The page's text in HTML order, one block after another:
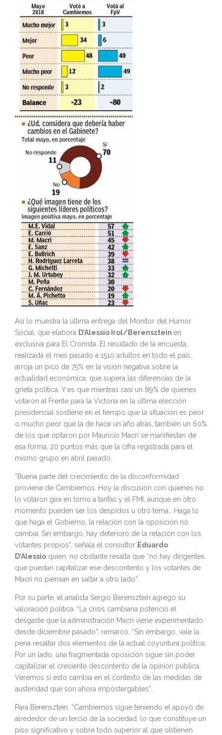
Así lo muestra la última entrega del Monitor del Humor
Social, que elabora D’Alessio Irol/Berensztein en
exclusiva para El Cronista. El resultado de la encuesta,
realizada el mes pasado a 1510 adultos en todo el país,
arroja un pico de 75% en la visión negativa sobre la
actualidad económica, que supera las diferencias de la
grieta política. Y es que mientras casi un 89% de quienes
votaron al Frente para la Victoria en la última elección
presidencial sostiene en el tiempo que la situación es peor
o mucho peor que la de hace un año atrás, también un 60%
de los que optaron por Mauricio Macri se manifiestan de
esa forma, 20 puntos más que la cifra registrada para el
mismo grupo en abril pasado.
“Buena parte del crecimiento de la disconformidad
proviene de Cambiemos. Hoy la discusión con quienes no
lo votaron gira en torno a tarifas y el FMI, aunque en otro
momento pueden ser los despidos u otro tema… Haga lo
que haga el Gobierno, la relación con la oposición no
cambia. Sin embargo, hay deterioro de la relación con los
votantes propios”, señala el consultor Eduardo
D’Alessio quien, no obstante resalta que “no hay dirigentes
que puedan capitalizar ese descontento y los votantes de
Macri no piensan en saltar a otro lado”.
Por su parte, el analista Sergio Berensztein agregó su
valoración política. “La crisis cambiaria potenció el
desgaste que la administración Macri viene experimentado
desde diciembre pasado”, remarcó. “Sin embargo, vale la
pena resaltar dos elementos de la actual coyuntura política.
Por un lado, una fragmentada oposición sigue sin poder
capitalizar el creciente descontento de la opinión pública.
Veremos si esto cambia en el contexto de las medidas de
austeridad que son ahora impostergables”.
Para Berensztein, “Cambiemos sigue teniendo el apoyo de
alrededor de un tercio de la sociedad, lo que constituye un
piso significativo y sobre todo superior al que obtienen